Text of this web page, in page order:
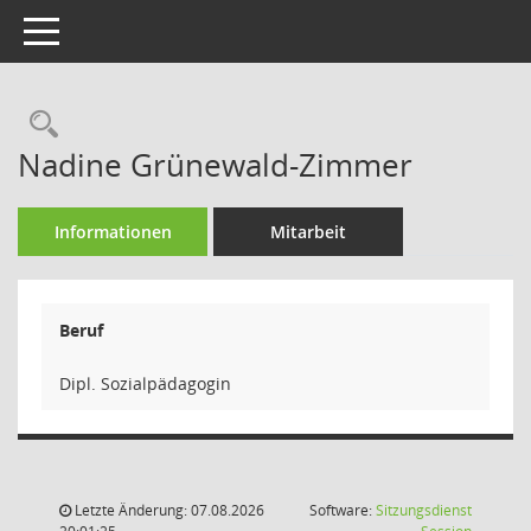
Toggle navigation
Rechercheauswahl
Nadine Grünewald-Zimmer
Informationen Mitarbeit
Beruf
Dipl. Sozialpädagogin
Letzte Änderung: 07.08.2026
Software:Sitzungsdienst